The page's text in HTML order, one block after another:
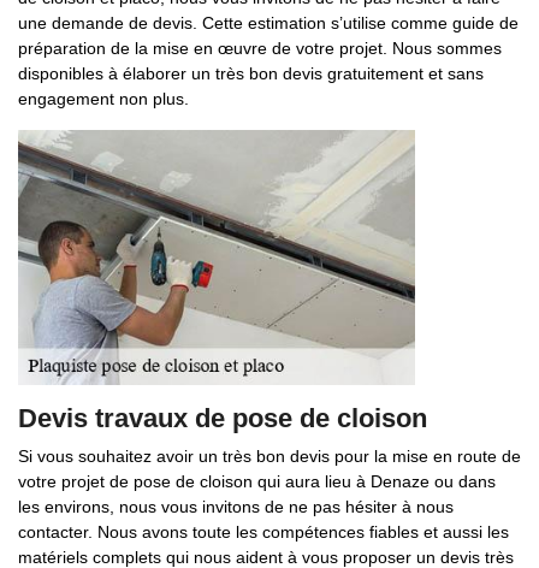
une demande de devis. Cette estimation s’utilise comme guide de
préparation de la mise en œuvre de votre projet. Nous sommes
disponibles à élaborer un très bon devis gratuitement et sans
engagement non plus.
Devis travaux de pose de cloison
Si vous souhaitez avoir un très bon devis pour la mise en route de
votre projet de pose de cloison qui aura lieu à Denaze ou dans
les environs, nous vous invitons de ne pas hésiter à nous
contacter. Nous avons toute les compétences fiables et aussi les
matériels complets qui nous aident à vous proposer un devis très